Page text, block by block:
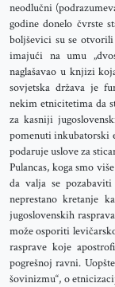
neodlučni
godine donelo čvrste
boljševici su se
imajući na umu
naglašavao u knjizi
sovjetska država je
nekim etnicitetima da
za kasniji
pomenuti inkubatorski
podaruje uslove za
Pulancas, koga smo
da valja se
neprestano kretanje
jugoslovenskih
može osporiti
rasprave koje
pogrešnoj ravni.
šovinizmu“, o